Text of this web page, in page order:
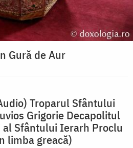
Gură de Aur
Troparul Sfântului
Grigorie Decapolitul
al Sfântului Ierarh Proclu
limba greacă)